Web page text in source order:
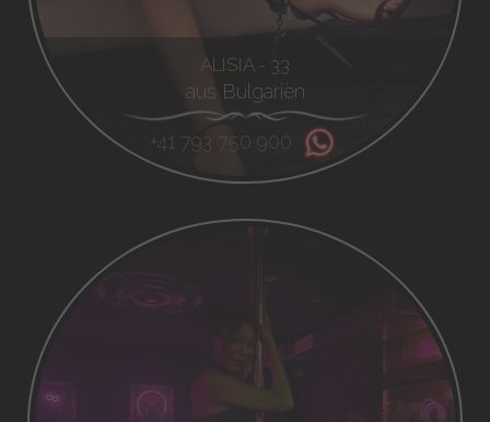
ALISIA - 33
aus Bulgarien
+41 793 750 900